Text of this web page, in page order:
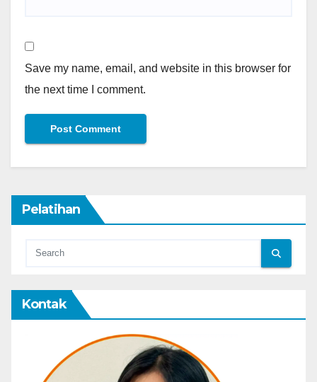
Save my name, email, and website in this browser for
the next time I comment.
Pelatihan
Kontak